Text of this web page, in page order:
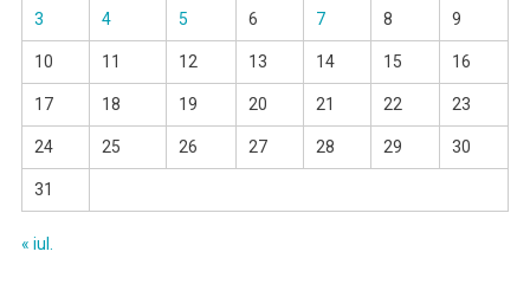
3 4 5 6 7 8 9
10 11 12 13 14 15 16
17 18 19 20 21 22 23
24 25 26 27 28 29 30
31
« iul.